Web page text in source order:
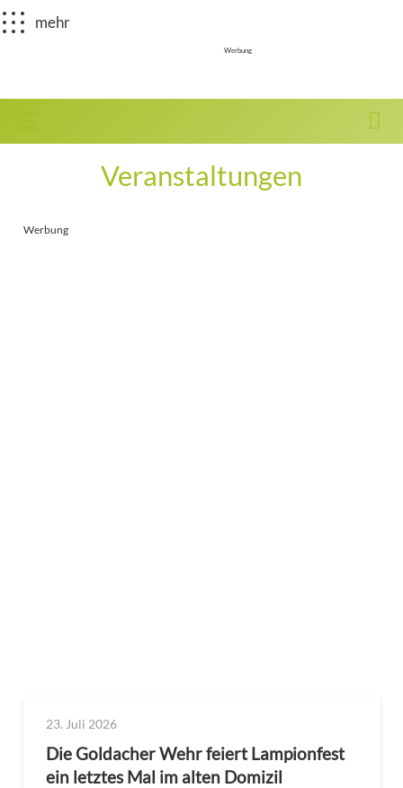
mehr
Werbung
Veranstaltungen
Werbung
23. Juli 2026
Die Goldacher Wehr feiert Lampionfest
ein letztes Mal im alten Domizil